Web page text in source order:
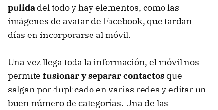
pulida del todo y hay elementos, como las
imágenes de avatar de Facebook, que tardan
días en incorporarse al móvil.
Una vez llega toda la información, el móvil nos
permite fusionar y separar contactos que
salgan por duplicado en varias redes y editar un
buen número de categorías. Una de las